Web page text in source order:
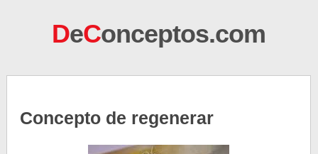
DeConceptos.com
Concepto de regenerar